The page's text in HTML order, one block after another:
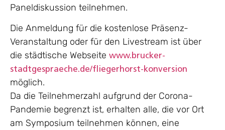
Paneldiskussion teilnehmen.
Die Anmeldung für die kostenlose Präsenz-
Veranstaltung oder für den Livestream ist über
die städtische Webseite www.brucker-
stadtgespraeche.de/fliegerhorst-konversion
möglich.
Da die Teilnehmerzahl aufgrund der Corona-
Pandemie begrenzt ist, erhalten alle, die vor Ort
am Symposium teilnehmen können, eine